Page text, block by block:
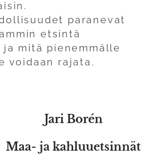
paranevat
etsintä
mitä pienemmälle
voidaan rajata.
Jari Borén
Maa- ja kahluuetsinnät